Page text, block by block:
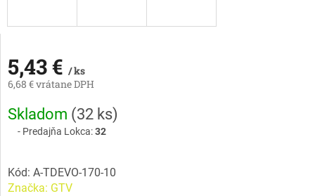
5,43 € / ks
6,68 € vrátane DPH
Jednotková
cena:
Skladom (32 ks)
Predajňa Lokca:32
Kód: A-TDEVO-170-10
Značka: GTV